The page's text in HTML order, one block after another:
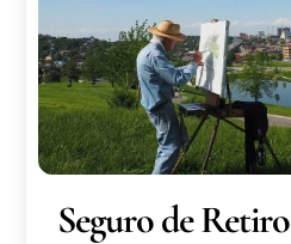
Seguro de Retiro